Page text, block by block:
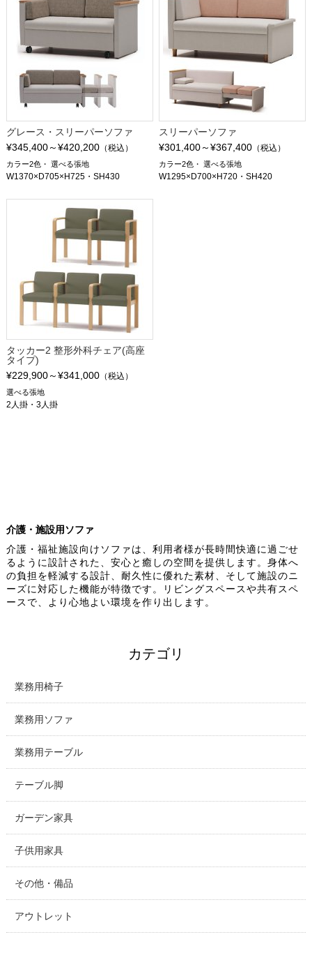
グレース・スリーパーソファ
¥345,400～¥420,200（税込）
カラー2色 選べる張地
W1370×D705×H725・SH430
スリーパーソファ
¥301,400～¥367,400 （税込）
カラー2色 選べる張地
W1295×D700×H720・SH420
タッカー2 整形外科チェア(高座
タイプ)
¥229,900～¥341,000（税込）
選べる張地
2人掛・3人掛
介護・施設用ソファ
介護・福祉施設向けソファは、利用者様が長時間快適に過ごせ
るように設計された、安心と癒しの空間を提供します。身体へ
の負担を軽減する設計、耐久性に優れた素材、そして施設のニ
ーズに対応した機能が特徴です。リビングスペースや共有スペ
ースで、より心地よい環境を作り出します。
カテゴリ
業務用椅子
業務用ソファ
業務用テーブル
テーブル脚
ガーデン家具
子供用家具
その他・備品
アウトレット